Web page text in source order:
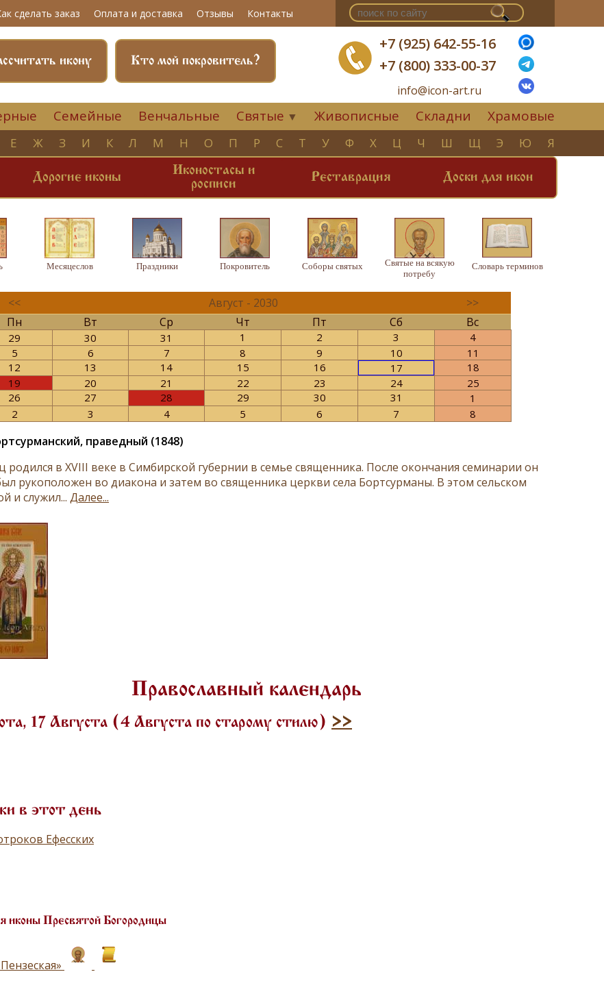
сделать заказ Оплата и доставка Отзывы Контакты
+7 (925) 642-55-16
+7 (800) 333-00-37
info@icon-art.ru
Кто мой покровитель?
икону
Семейные Венчальные Святые ▼ Живописные Складни Храмовые
Е Ж З И К Л М Н О П Р С Т У Ф Х Ц Ч Ш Щ Э Ю Я
Дорогие иконы
Иконостасы и
росписи
Реставрация Доски для икон
Месяцеслов Праздники Покровитель Соборы святых
Святые на всякую
потребу
Словарь терминов
<< Август - 2030
>>
Пн
Вт Ср Чт Пт Сб Вс
29 30 31 1 2 3
4
5
6 7 8 9 10
11
12
13 14 15 16 17
18
19
20 21 22 23 24
25
26
27 28 29 30 31
1
2
3 4 5 6 7 8
праведный (1848)
родился в XVIII веке в Симбирской губернии в семье священника. После окончания семинарии он
рукоположен во диакона и затем во священника церкви села Бортсурманы. В этом сельском
и служил... Далее...
Православный календарь
17 Августа (4 Августа по старому стилю) >>
в этот день
Ефесских
иконы Пресвятой Богородицы